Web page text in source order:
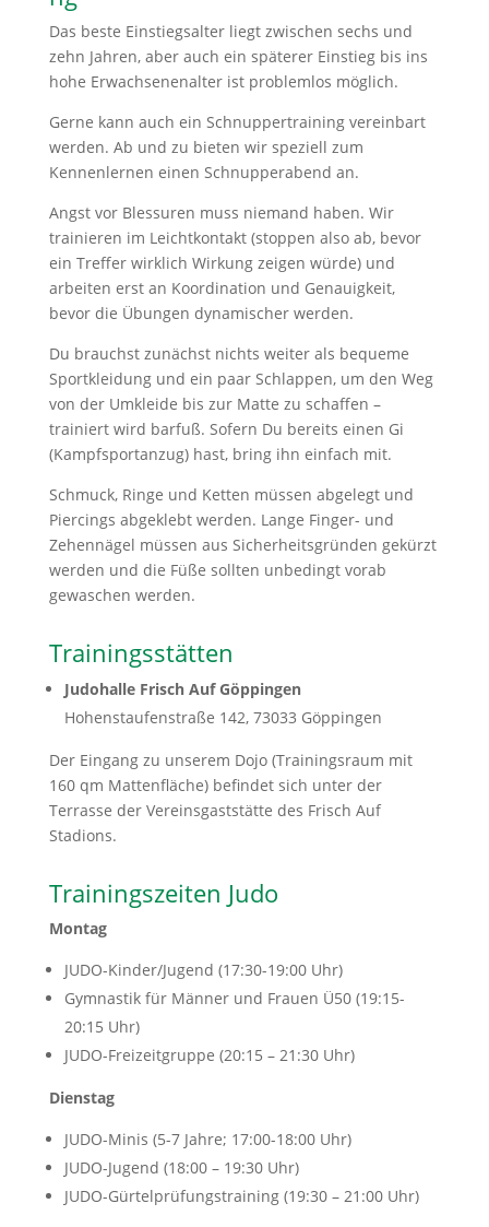
Das beste Einstiegsalter liegt zwischen sechs und
zehn Jahren, aber auch ein späterer Einstieg bis ins
hohe Erwachsenenalter ist problemlos möglich.
Gerne kann auch ein Schnuppertraining vereinbart
werden. Ab und zu bieten wir speziell zum
Kennenlernen einen Schnupperabend an.
Angst vor Blessuren muss niemand haben. Wir
trainieren im Leichtkontakt (stoppen also ab, bevor
ein Treffer wirklich Wirkung zeigen würde) und
arbeiten erst an Koordination und Genauigkeit,
bevor die Übungen dynamischer werden.
Du brauchst zunächst nichts weiter als bequeme
Sportkleidung und ein paar Schlappen, um den Weg
von der Umkleide bis zur Matte zu schaffen –
trainiert wird barfuß. Sofern Du bereits einen Gi
(Kampfsportanzug) hast, bring ihn einfach mit.
Schmuck, Ringe und Ketten müssen abgelegt und
Piercings abgeklebt werden. Lange Finger- und
Zehennägel müssen aus Sicherheitsgründen gekürzt
werden und die Füße sollten unbedingt vorab
gewaschen werden.
Trainingsstätten
Judohalle Frisch Auf Göppingen
Hohenstaufenstraße 142, 73033 Göppingen
Der Eingang zu unserem Dojo (Trainingsraum mit
160 qm Mattenfläche) befindet sich unter der
Terrasse der Vereinsgaststätte des Frisch Auf
Stadions.
Trainingszeiten Judo
Montag
JUDO-Kinder/Jugend (17:30-19:00 Uhr)
Gymnastik für Männer und Frauen Ü50 (19:15-
20:15 Uhr)
JUDO-Freizeitgruppe (20:15 – 21:30 Uhr)
Dienstag
JUDO-Minis (5-7 Jahre; 17:00-18:00 Uhr)
JUDO-Jugend (18:00 – 19:30 Uhr)
JUDO-Gürtelprüfungstraining (19:30 – 21:00 Uhr)